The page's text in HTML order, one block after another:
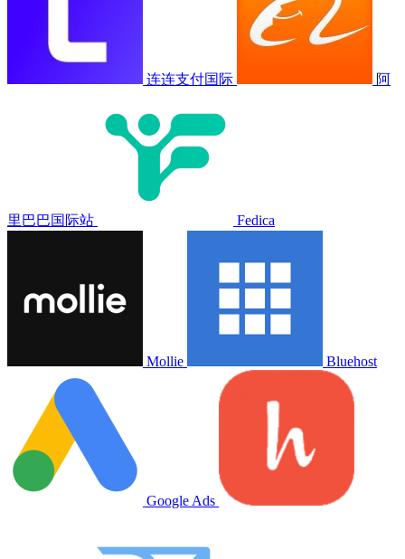
连连支付国际 阿
里巴巴国际站 Fedica
Mollie Bluehost
Google Ads